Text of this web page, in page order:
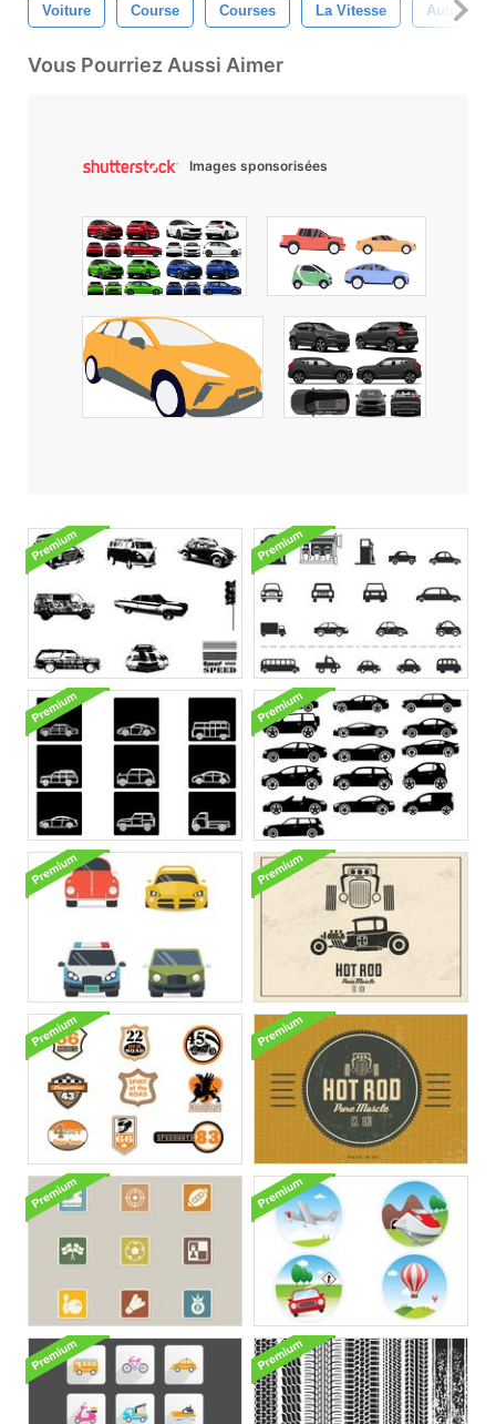
Voiture Course Courses La Vitesse
Vous Pourriez Aussi Aimer
Images sponsorisées